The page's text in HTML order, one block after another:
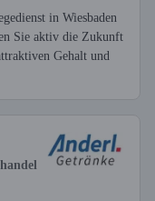
in Wiesbaden
Sie aktiv die Zukunft
Gehalt und